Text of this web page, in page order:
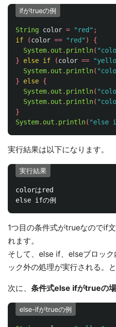
ifがtrueの例
String color = "red" ;
if
(color == "red" )
{
System. out . println(
}
else if (color ==
System. out . println(
}
else {
System. out . println(
System. out . println(
}
System. out . println( "else
実行結果は以下になります。
実行結果
colorはred
1つ目の条件式がtrueなのでif
れます。
そして、else if、elseブロッ
ック外の処理が実行される。
次に、 条件式else ifがtrueの場
else-ifがtrueの例